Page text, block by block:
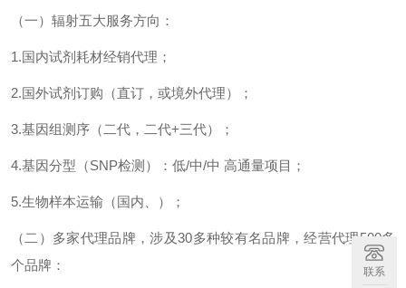
（一）辐射五大服务方向：
1.国内试剂耗材经销代理；
2.国外试剂订购（直订，或境外代理）；
3.基因组测序（二代，二代+三代）；
4.基因分型（SNP检测）：低/中/中 高通量项目；
5.生物样本运输（国内、）；
（二）多家代理品牌，涉及30多种较有名品牌，经营代理500多
个品牌：
联系